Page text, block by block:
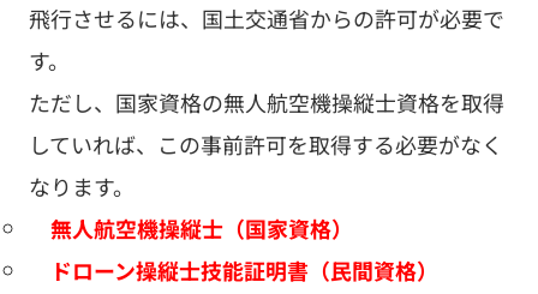
飛行させるには、国土交通省からの許可が必要で
す。
ただし、国家資格の無人航空機操縦士資格を取得
していれば、この事前許可を取得する必要がなく
なります。
無人航空機操縦士（国家資格）
ドローン操縦士技能証明書（民間資格）